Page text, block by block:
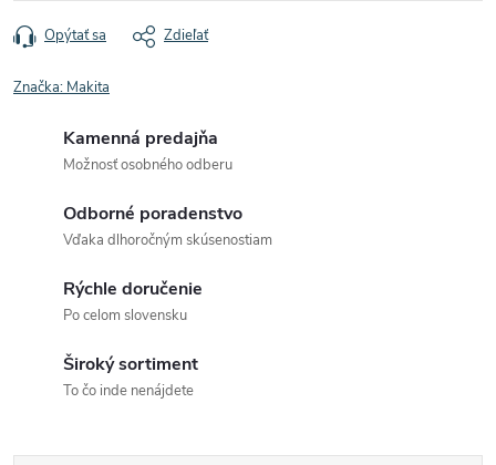
Opýtať sa Zdieľať
Značka: Makita
Kamenná predajňa
Možnosť osobného odberu
Odborné poradenstvo
Vďaka dlhoročným skúsenostiam
Rýchle doručenie
Po celom slovensku
Široký sortiment
To čo inde nenájdete